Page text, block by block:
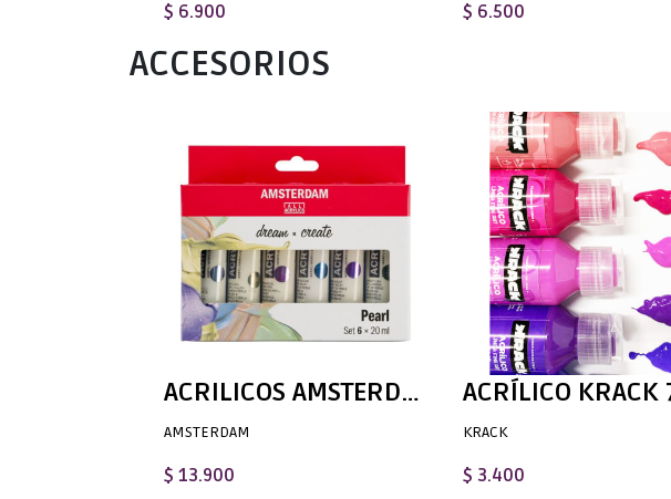
$ 6.900 $ 6.500
ACCESORIOS
ACRILICOS AMSTERDAM STANDARD SERIES - SET PERLADOS 6 X 20ML
AMSTERDAM
$ 13.900
KRACK
$ 3.400